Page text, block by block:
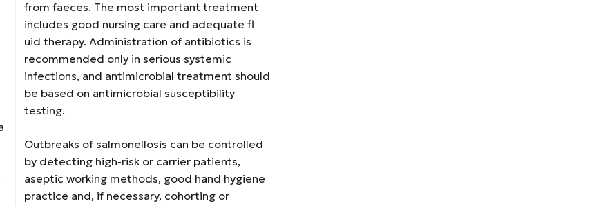
from faeces. The most important treatment
includes good nursing care and adequate fl
uid therapy. Administration of antibiotics is
recommended only in serious systemic
infections, and antimicrobial treatment should
be based on antimicrobial susceptibility
testing.
Outbreaks of salmonellosis can be controlled
by detecting high-risk or carrier patients,
aseptic working methods, good hand hygiene
practice and, if necessary, cohorting or